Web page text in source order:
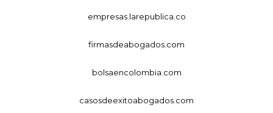
empresas.larepublica.co
firmasdeabogados.com
bolsaencolombia.com
casosdeexitoabogados.com